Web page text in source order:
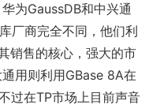
为GaussDB和中兴通
厂商完全不同，他们利
销售的核心，强大的市
用则利用GBase 8A在
过在TP市场上目前声音